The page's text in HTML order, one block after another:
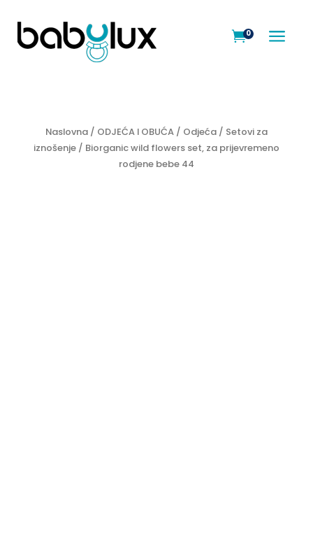
a
0
Naslovna/ ODJEĆA I OBUĆA/ Odjeća/ Setovi za
iznošenje/ Biorganic wild flowers set, za prijevremeno
rodjene bebe 44